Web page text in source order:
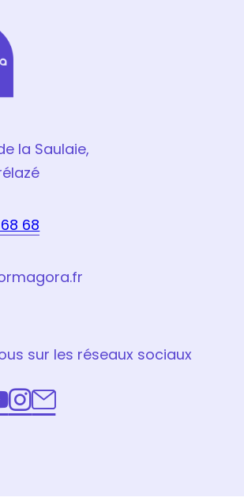
la Saulaie,
68
sur les réseaux sociaux
Instagram
Email